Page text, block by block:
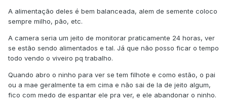
A alimentação deles é bem balanceada, alem de semente coloco
sempre milho, pão, etc.
A camera seria um jeito de monitorar praticamente 24 horas, ver
se estão sendo alimentados e tal. Já que não posso ficar o tempo
todo vendo o viveiro pq trabalho.
Quando abro o ninho para ver se tem filhote e como estão, o pai
ou a mae geralmente ta em cima e não sai de la de jeito algum,
fico com medo de espantar ele pra ver, e ele abandonar o ninho.